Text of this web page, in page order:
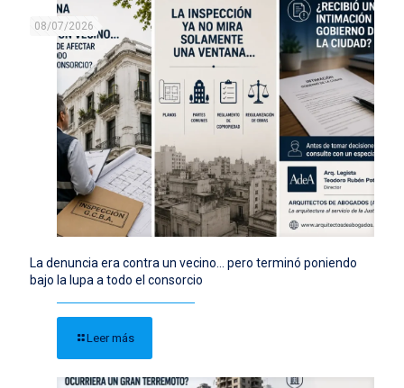
08/07/2026
La denuncia era contra un vecino… pero terminó poniendo
bajo la lupa a todo el consorcio
Leer más